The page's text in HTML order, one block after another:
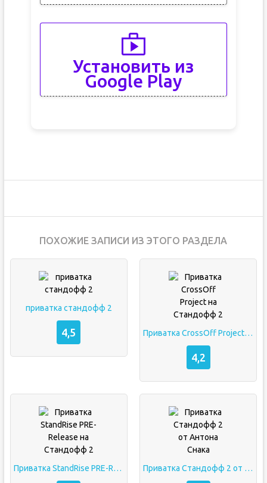
Установить из
Google Play
ПОХОЖИЕ ЗАПИСИ ИЗ ЭТОГО РАЗДЕЛА
приватка стандофф 2
4,5 Приватка CrossOff Project на Стандофф 2
4,2
Приватка StandRise PRE-Release на Стандофф 2 Приватка Стандофф 2 от Антона Снака